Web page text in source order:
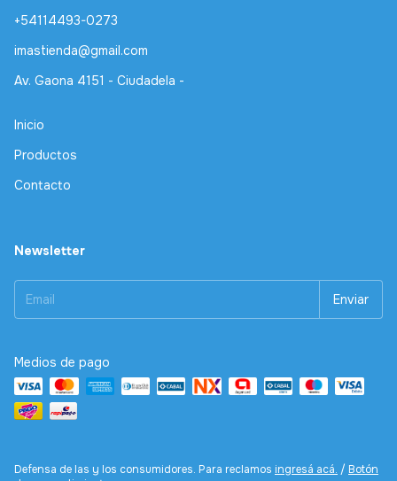
+54114493-0273
imastienda@gmail.com
Av. Gaona 4151 - Ciudadela -
Inicio
Productos
Contacto
Newsletter
Medios de pago
Defensa de las y los consumidores. Para reclamos ingresá acá. / Botón